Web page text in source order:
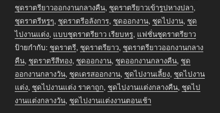
กลาง
คืน
สีดำ
ชิ้น
ชุดราตรียาวออกงานกลางคืน, ชุดราตรียาวเข้ารูปหางปลา,
ชุดราตรีหรูๆ, ชุดราตรีอลังการ, ชุดออกงาน, ชุดไปงาน, ชุด
ไปงานแต่ง, แบบชุดราตรียาว เรียบหรู, แฟชั่นชุดราตรียาว
ป้ายกำกับ: ชุดราตรี, ชุดราตรียาว, ชุดราตรียาวออกงานกลาง
คืน, ชุดราตรีสีทอง, ชุดออกงาน, ชุดออกงานกลางคืน, ชุด
ออกงานกลางวัน, ชุดเดรสออกงาน, ชุดไปงานเลี้ยง, ชุดไปงาน
แต่ง, ชุดไปงานแต่ง ราคาถูก, ชุดไปงานแต่งกลางคืน, ชุดไป
งานแต่งกลางวัน, ชุดไปงานแต่งงานตอนเช้า